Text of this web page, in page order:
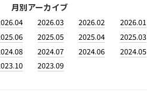
月別アーカイブ
2026.03 2026.02 2026.01
2025.05 2025.04 2025.03
2024.07 2024.06 2024.05
2023.09